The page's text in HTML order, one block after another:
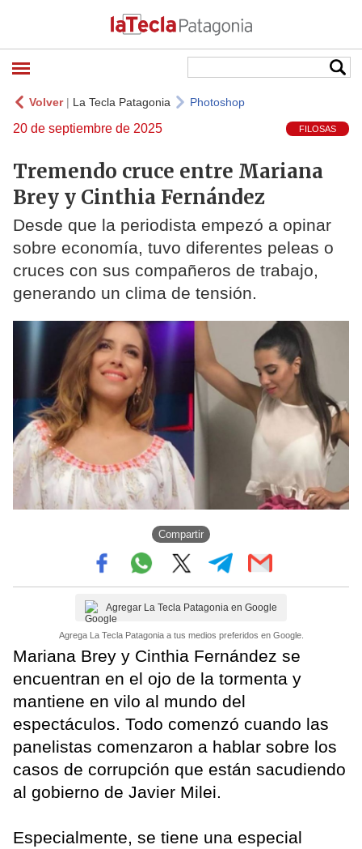
Volver| La Tecla Patagonia Photoshop
20 de septiembre de 2025 FILOSAS
Tremendo cruce entre Mariana
Brey y Cinthia Fernández
Desde que la periodista empezó a opinar
sobre economía, tuvo diferentes peleas o
cruces con sus compañeros de trabajo,
generando un clima de tensión.
Compartir
Agregar La Tecla Patagonia en Google
Agrega La Tecla Patagonia a tus medios preferidos en Google.
Mariana Brey y Cinthia Fernández se
encuentran en el ojo de la tormenta y
mantiene en vilo al mundo del
espectáculos. Todo comenzó cuando las
panelistas comenzaron a hablar sobre los
casos de corrupción que están sacudiendo
al gobierno de Javier Milei.
Especialmente, se tiene una especial